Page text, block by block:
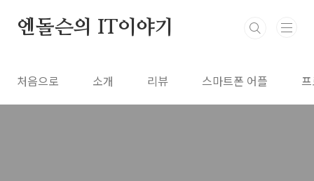
엔돌슨의 IT이야기
처음으로 소개 리뷰 스마트폰 어플